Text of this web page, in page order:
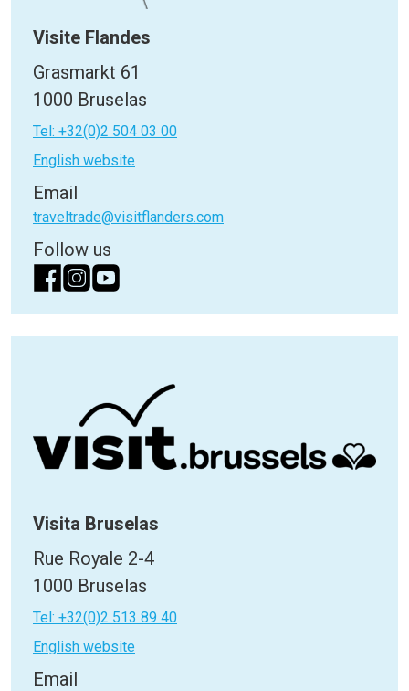
Visite Flandes
Grasmarkt 61
1000 Bruselas
Tel: +32(0)2 504 03 00
English website
Email
traveltrade@visitflanders.com
Follow us
Visita Bruselas
Rue Royale 2-4
1000 Bruselas
Tel: +32(0)2 513 89 40
English website
Email